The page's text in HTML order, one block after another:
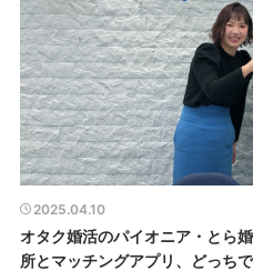
2025.04.10
オタク婚活のパイオニア・とら
所とマッチングアプリ、どっち